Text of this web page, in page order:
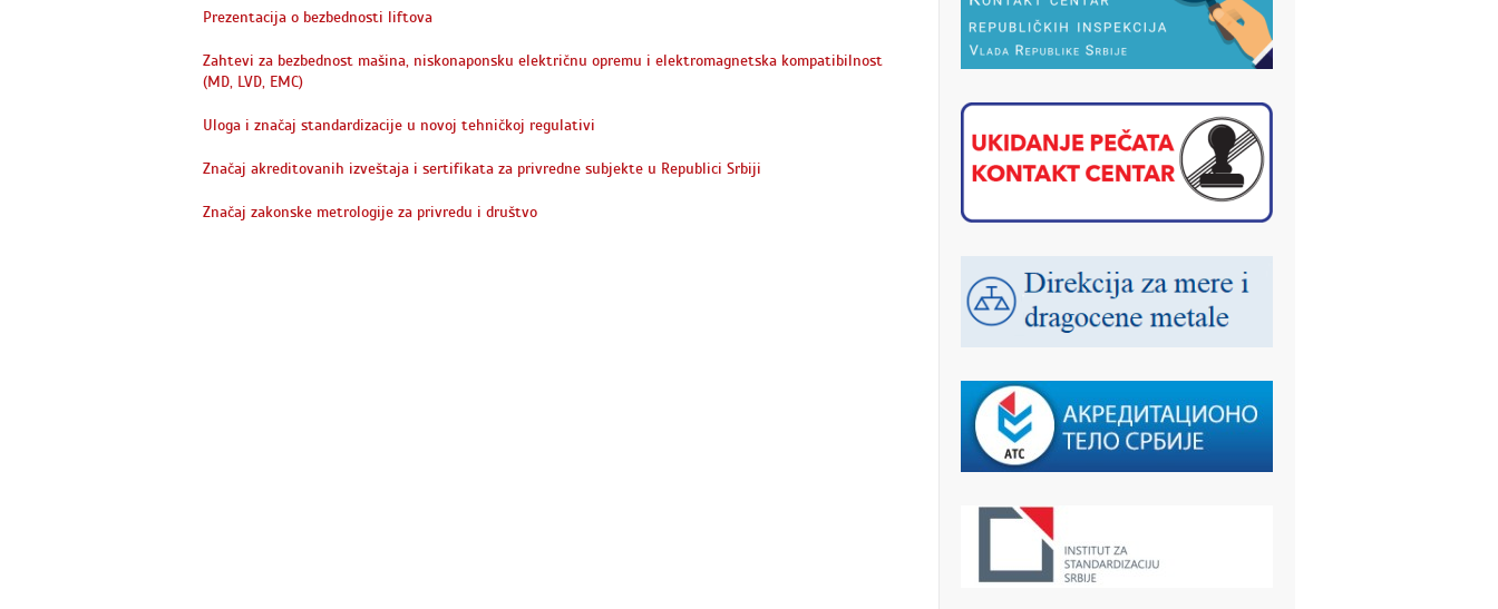
Prezentacija o bezbednosti liftova
Zahtevi za bezbednost mašina, niskonaponsku električnu opremu i elektromagnetska kompatibilnost
(MD, LVD, EMC)
Uloga i značaj standardizacije u novoj tehničkoj regulativi
Značaj akreditovanih izveštaja i sertifikata za privredne subjekte u Republici Srbiji
Značaj zakonske metrologije za privredu i društvo